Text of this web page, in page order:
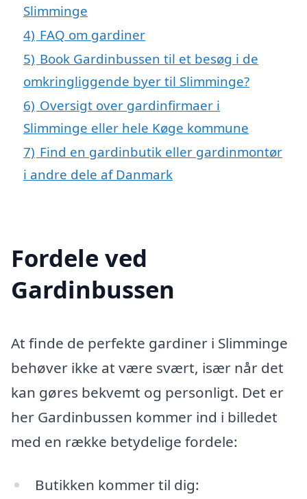
Slimminge
4) FAQ om gardiner
5) Book Gardinbussen til et besøg i de
omkringliggende byer til Slimminge?
6) Oversigt over gardinfirmaer i
Slimminge eller hele Køge kommune
7) Find en gardinbutik eller gardinmontør
i andre dele af Danmark
Fordele ved
Gardinbussen
At finde de perfekte gardiner i Slimminge
behøver ikke at være svært, især når det
kan gøres bekvemt og personligt. Det er
her Gardinbussen kommer ind i billedet
med en række betydelige fordele:
Butikken kommer til dig: